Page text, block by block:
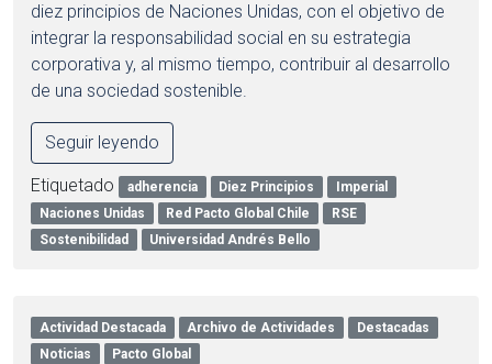
diez principios de Naciones Unidas, con el objetivo de
integrar la responsabilidad social en su estrategia
corporativa y, al mismo tiempo, contribuir al desarrollo
de una sociedad sostenible.
Seguir leyendo
Etiquetado adherencia Diez Principios
Imperial
Naciones Unidas
Red Pacto Global Chile
RSE
Sostenibilidad
Universidad Andrés Bello
Actividad Destacada Archivo de Actividades
Destacadas
Noticias
Pacto Global